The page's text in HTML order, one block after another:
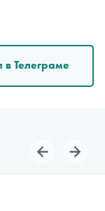
Телеграме